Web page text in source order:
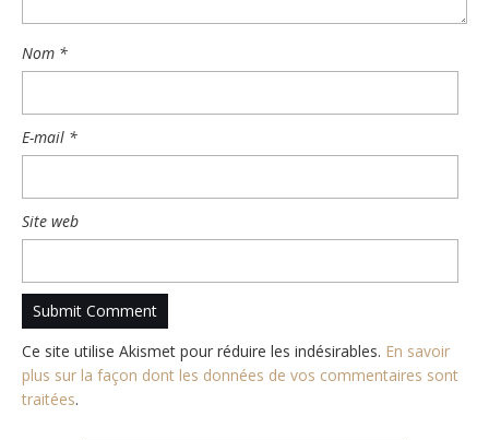
Nom *
E-mail *
Site web
Ce site utilise Akismet pour réduire les indésirables. En savoir
plus sur la façon dont les données de vos commentaires sont
traitées.